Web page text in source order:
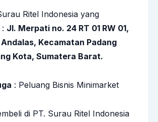
Ritel Indonesia yang
Jl. Merpati no. 24 RT 01 RW 01,
Kecamatan Padang
Kota, Sumatera Barat.
: Peluang Bisnis Minimarket
di PT. Surau Ritel Indonesia